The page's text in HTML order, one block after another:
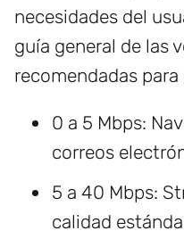
necesidades del
guía general de las
recomendadas
0 a 5 Mbps:
correos
5 a 40 Mbps:
calidad